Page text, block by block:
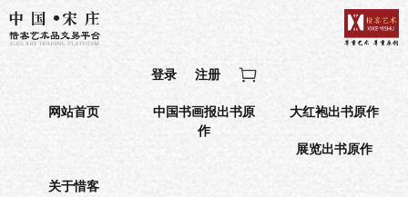
登录 注册
网站首页
中国书画报出书原
作
大红袍出书原作
展览出书原作
关于惜客